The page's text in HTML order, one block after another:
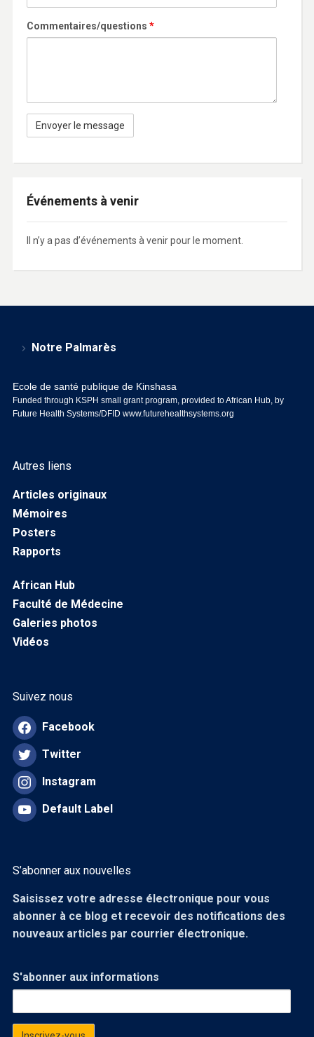
Commentaires/questions *
Événements à venir
Il n’y a pas d’événements à venir pour le moment.
Notre Palmarès
Ecole de santé publique de Kinshasa
Funded through KSPH small grant program, provided to African Hub, by
Future Health Systems/DFID www.futurehealthsystems.org
Autres liens
Articles originaux
Mémoires
Posters
Rapports
African Hub
Faculté de Médecine
Galeries photos
Vidéos
Suivez nous
Facebook
Twitter
Instagram
Default Label
S’abonner aux nouvelles
Saisissez votre adresse électronique pour vous
abonner à ce blog et recevoir des notifications des
nouveaux articles par courrier électronique.
S'abonner aux informations